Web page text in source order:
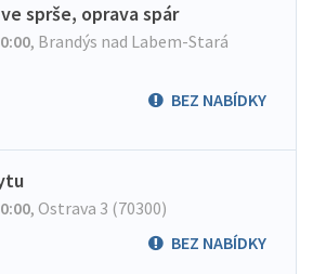
sprše, oprava spár
, Brandýs nad Labem-Stará
BEZ NABÍDKY
, Ostrava 3 (70300)
BEZ NABÍDKY